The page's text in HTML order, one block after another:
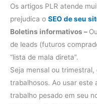
Os artigos PLR atende
prejudica o SEO de seu
Boletins informativos –
de leads (futuros
“lista de mala direta”.
Seja mensal ou
trabalhosos. Ao usar este
trabalho pesado em seu